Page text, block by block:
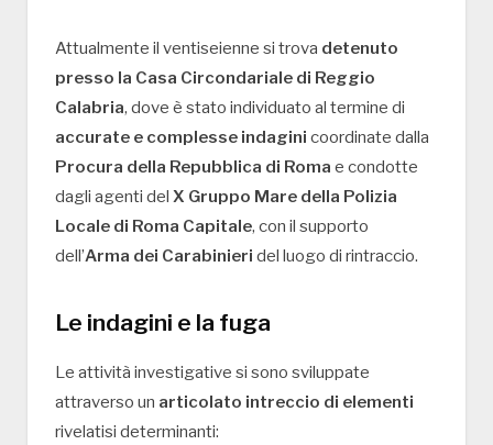
Attualmente il ventiseienne si trova detenuto
presso la Casa Circondariale di Reggio
Calabria, dove è stato individuato al termine di
accurate e complesse indagini coordinate dalla
Procura della Repubblica di Roma e condotte
dagli agenti del X Gruppo Mare della Polizia
Locale di Roma Capitale, con il supporto
dell’Arma dei Carabinieri del luogo di rintraccio.
Le indagini e la fuga
Le attività investigative si sono sviluppate
attraverso un articolato intreccio di elementi
rivelatisi determinanti: